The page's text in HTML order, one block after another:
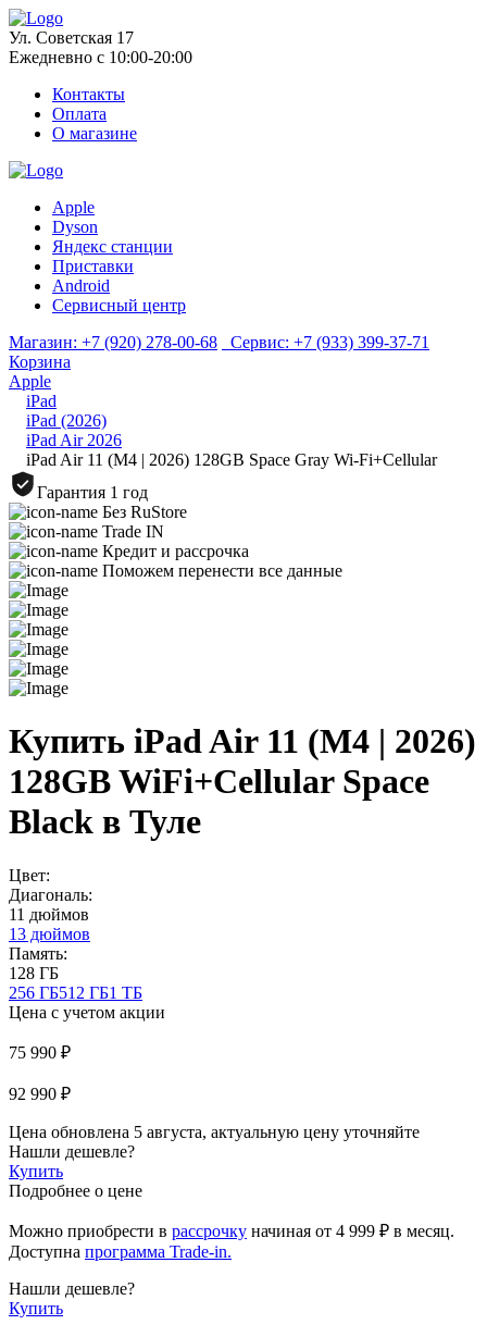
Ул. Советская 17
Ежедневно с 10:00-20:00
Контакты
Оплата
О магазине
Apple
Dyson
Яндекс станции
Приставки
Android
Сервисный центр
Магазин: +7 (920) 278-00-68 Сервис: +7 (933) 399-37-71
Корзина
Apple
iPad
iPad (2026)
iPad Air 2026
iPad Air 11 (M4 | 2026) 128GB Space Gray Wi-Fi+Cellular
Гарантия 1 год
Без RuStore
Trade IN
Кредит и рассрочка
Поможем перенести все данные
Купить iPad Air 11 (M4 | 2026)
128GB WiFi+Cellular Space
Black в Туле
Цвет:
Диагональ:
11 дюймов
13 дюймов
Память:
128 ГБ
256 ГБ512 ГБ1 ТБ
Цена с учетом акции
75 990 ₽
92 990 ₽
Цена обновлена 5 августа, актуальную цену уточняйте
Нашли дешевле?
Купить
Подробнее о цене
Можно приобрести в рассрочку начиная от 4 999 ₽ в месяц.
Доступна программа Trade-in.
Нашли дешевле?
Купить